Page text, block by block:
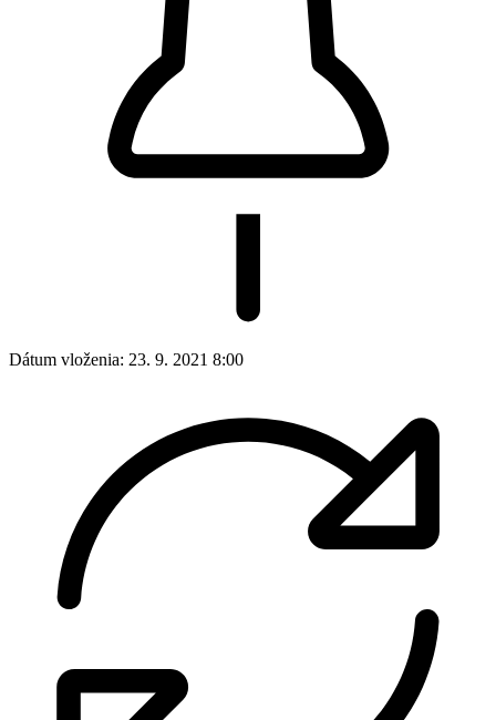
Dátum vloženia: 23. 9. 2021 8:00